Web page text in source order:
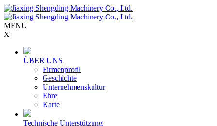
MENU
X
ÜBER UNS
Firmenprofil
Geschichte
Unternehmenskultur
Ehre
Karte
Technische Unterstützung